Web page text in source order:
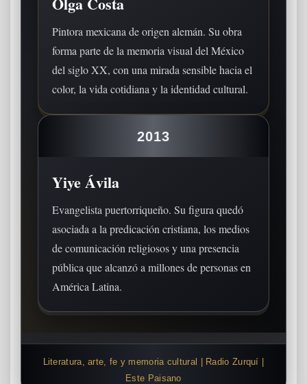
Pintora mexicana de origen alemán. Su obra
forma parte de la memoria visual del México
del siglo XX, con una mirada sensible hacia el
color, la vida cotidiana y la identidad cultural.
2013
Yiye Ávila
Evangelista puertorriqueño. Su figura quedó
asociada a la predicación cristiana, los medios
de comunicación religiosos y una presencia
pública que alcanzó a millones de personas en
América Latina.
Literatura, arte, fe y memoria cultural | Radio Zurquí |
Este Paisano